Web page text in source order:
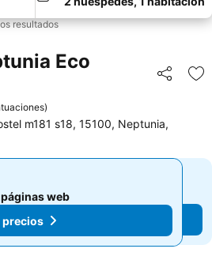
resultados
Eco
Compartir
)
m181 s18, 15100, Neptunia,
web
precios
web
precios